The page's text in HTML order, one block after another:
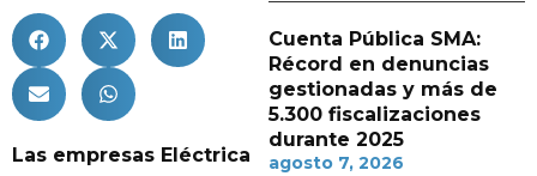
Las empresas Eléctrica
Cuenta Pública SMA:
Récord en denuncias
gestionadas y más de
5.300 fiscalizaciones
durante 2025
agosto 7, 2026